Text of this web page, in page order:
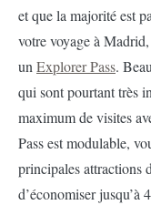
et que la majorité est
votre voyage à
un Explorer Pass.
qui sont pourtant très
maximum de visites
Pass est modulable,
principales attractions
d’économiser jusqu’à